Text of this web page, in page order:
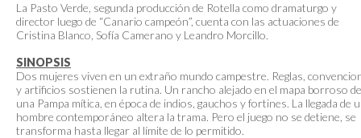
La Pasto Verde, segunda producción de Rotella como dramaturgo y
director luego de “Canario campeón”, cuenta con las actuaciones de
Cristina Blanco, Sofía Camerano y Leandro Morcillo.
SINOPSIS
Dos mujeres viven en un extraño mundo campestre. Reglas,
y artificios sostienen la rutina. Un rancho alejado en el mapa borroso de
una Pampa mítica, en época de indios, gauchos y fortines. La llegada de
hombre contemporáneo altera la trama. Pero el juego no se detiene, se
transforma hasta llegar al límite de lo permitido.